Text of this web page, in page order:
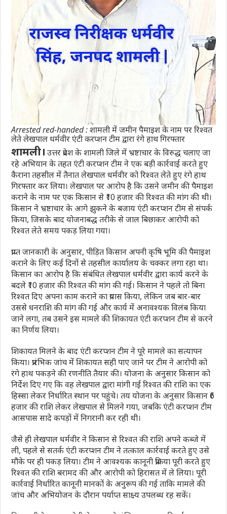
Arrested red-handed : शामली में जमीन पैमाइश के नाम पर रिश्वत
लेते लेखपाल धर्मवीर एंटी करप्शन टीम द्वारा रंगे हाथ गिरफ्तार
शामली। उत्तर प्रदेश के शामली जिले में भ्रष्टाचार के विरुद्ध चलाए जा
रहे अभियान के तहत एंटी करप्शन टीम ने एक बड़ी कार्रवाई करते हुए
कैराना तहसील में तैनात लेखपाल धर्मवीर को रिश्वत लेते हुए रंगे हाथ
गिरफ्तार कर लिया। लेखपाल पर आरोप है कि उसने जमीन की पैमाइश
कराने के नाम पर एक किसान से ₹10 हजार की रिश्वत की मांग की थी।
किसान ने भ्रष्टाचार के आगे झुकने के बजाय एंटी करप्शन टीम से संपर्क
किया, जिसके बाद योजनाबद्ध तरीके से जाल बिछाकर आरोपी को
रिश्वत लेते समय पकड़ लिया गया।
प्राप्त जानकारी के अनुसार, पीड़ित किसान अपनी कृषि भूमि की पैमाइश
कराने के लिए कई दिनों से तहसील कार्यालय के चक्कर लगा रहा था।
किसान का आरोप है कि संबंधित लेखपाल धर्मवीर द्वारा कार्य करने के
बदले ₹10 हजार की रिश्वत की मांग की गई। किसान ने पहले तो बिना
रिश्वत दिए अपना काम कराने का प्रयास किया, लेकिन जब बार-बार
उससे धनराशि की मांग की गई और कार्य में अनावश्यक विलंब किया
जाने लगा, तब उसने इस मामले की शिकायत एंटी करप्शन टीम से करने
का निर्णय लिया।
शिकायत मिलने के बाद एंटी करप्शन टीम ने पूरे मामले का सत्यापन
किया। प्रारंभिक जांच में शिकायत सही पाए जाने पर टीम ने आरोपी को
रंगे हाथ पकड़ने की रणनीति तैयार की। योजना के अनुसार किसान को
निर्देश दिए गए कि वह लेखपाल द्वारा मांगी गई रिश्वत की राशि का एक
हिस्सा लेकर निर्धारित स्थान पर पहुंचे। तय योजना के अनुसार किसान ₹6
हजार की राशि लेकर लेखपाल से मिलने गया, जबकि एंटी करप्शन टीम
आसपास सादे कपड़ों में निगरानी कर रही थी।
जैसे ही लेखपाल धर्मवीर ने किसान से रिश्वत की राशि अपने कब्जे में
ली, पहले से सतर्क एंटी करप्शन टीम ने तत्काल कार्रवाई करते हुए उसे
मौके पर ही पकड़ लिया। टीम ने आवश्यक कानूनी प्रक्रिया पूरी करते हुए
रिश्वत की राशि बरामद की और आरोपी को हिरासत में ले लिया। पूरी
कार्रवाई निर्धारित कानूनी मानकों के अनुरूप की गई ताकि मामले की
जांच और अभियोजन के दौरान पर्याप्त साक्ष्य उपलब्ध रह सकें।